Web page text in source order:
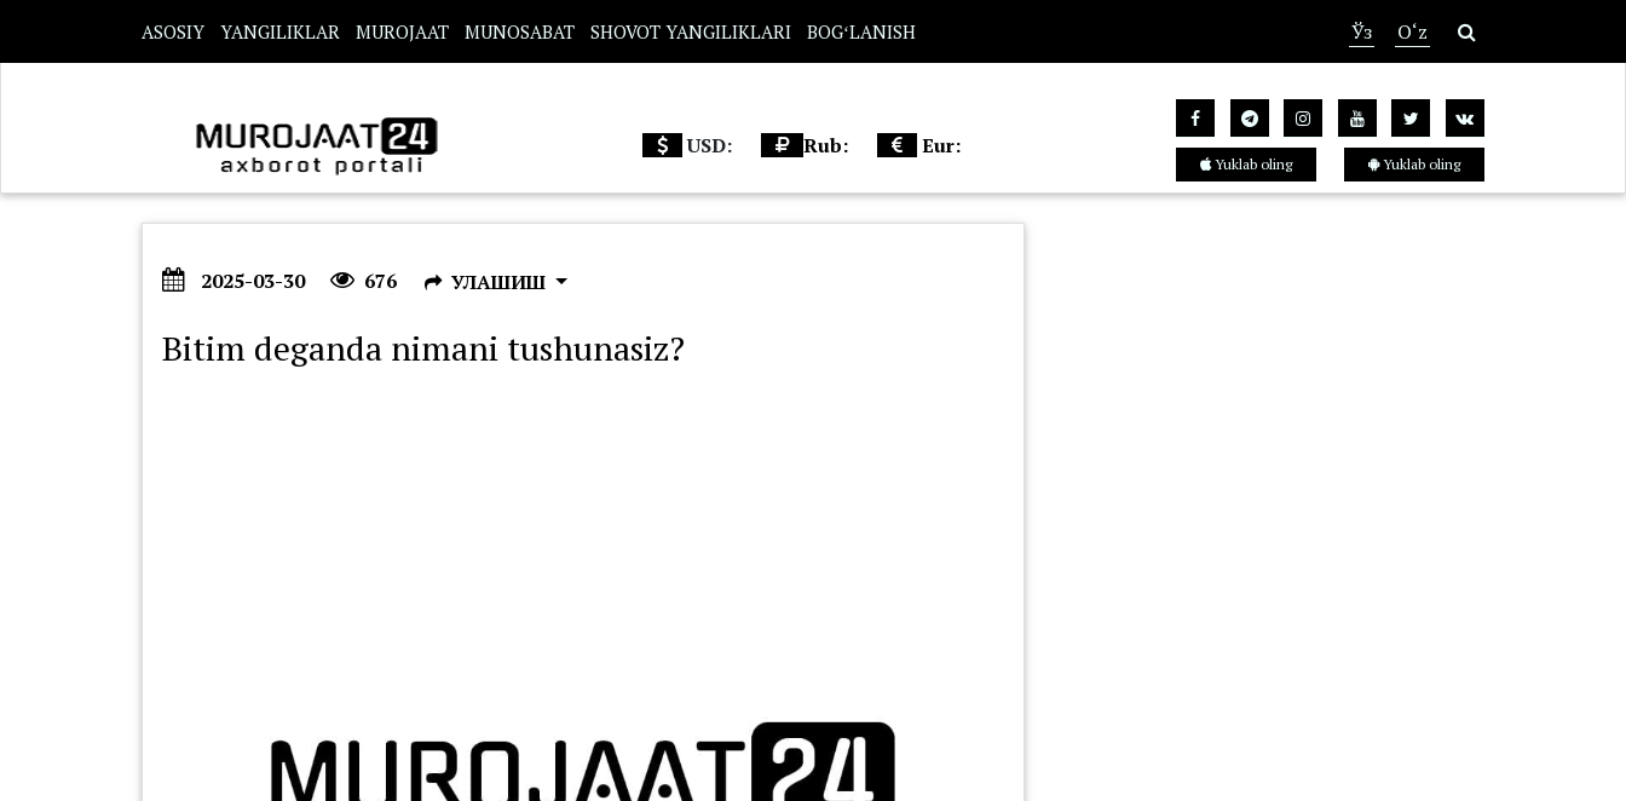
ASOSIY YANGILIKLAR MUROJAAT MUNOSABAT SHOVOT YANGILIKLARI BOGʻLANISH Ўз O‘z
USD: Rub: Eur:
Yuklab oling Yuklab oling
2025-03-30 676 УЛАШИШ
Bitim deganda nimani tushunasiz?